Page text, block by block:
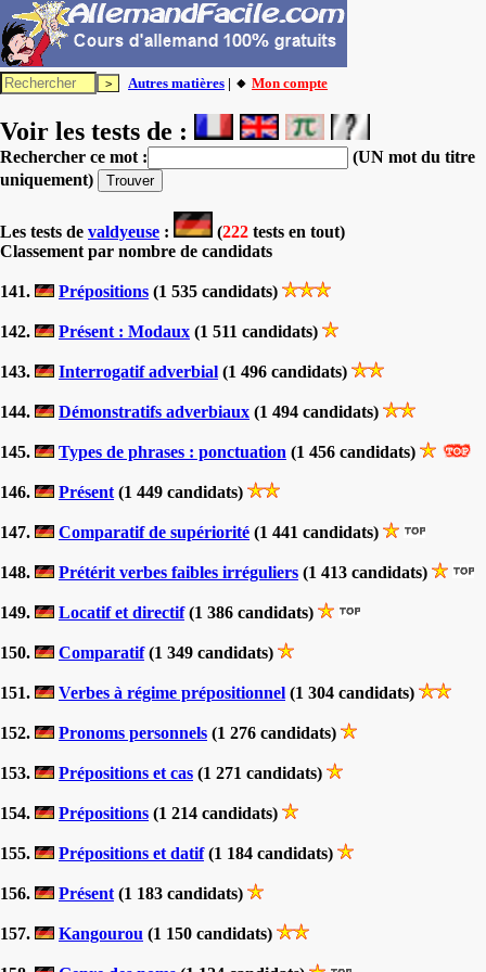
Autres matières | 🔸 Mon compte
Voir les tests de :
Rechercher ce mot :
(UN mot du titre
uniquement)
Les tests de valdyeuse : (222 tests en tout)
Classement par nombre de candidats
141. Prépositions (1 535 candidats)
142. Présent : Modaux (1 511 candidats)
143. Interrogatif adverbial (1 496 candidats)
144. Démonstratifs adverbiaux (1 494 candidats)
145. Types de phrases : ponctuation (1 456 candidats)
146. Présent (1 449 candidats)
147. Comparatif de supériorité (1 441 candidats)
148. Prétérit verbes faibles irréguliers (1 413 candidats)
149. Locatif et directif(1 386 candidats)
150. Comparatif(1 349 candidats)
151. Verbes à régime prépositionnel (1 304 candidats)
152. Pronoms personnels (1 276 candidats)
153. Prépositions et cas (1 271 candidats)
154. Prépositions (1 214 candidats)
155. Prépositions et datif(1 184 candidats)
156. Présent (1 183 candidats)
157. Kangourou (1 150 candidats)